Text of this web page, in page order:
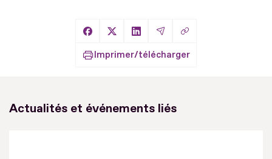
Partager sur Facebook
Partager sur X
Partager sur LinkedIn
Partager par Email
Copier le lien
Imprimer/télécharger
Actualités et événements liés